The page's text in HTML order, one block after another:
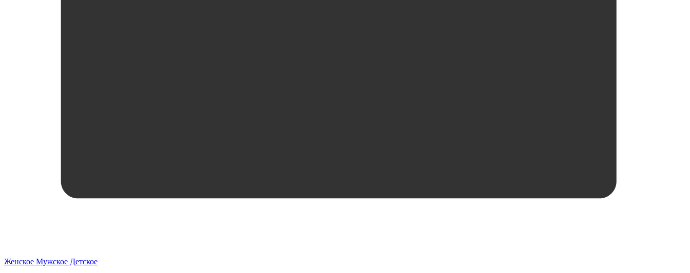
Женское Мужское Детское